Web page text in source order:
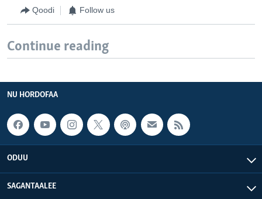
Qoodi Follow us
Continue reading
NU HORDOFAA
ODUU
SAGANTAALEE